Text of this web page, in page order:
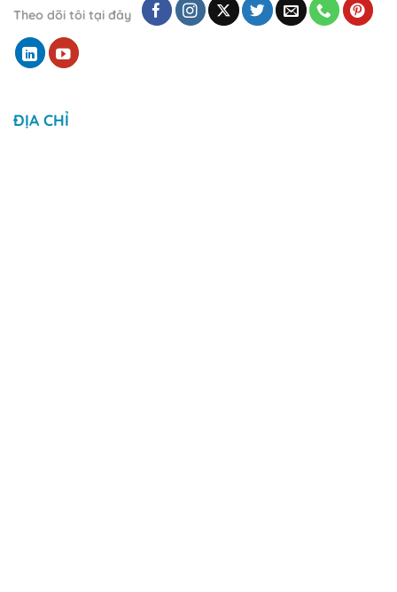
Theo dõi tôi tại đây
ĐỊA CHỈ